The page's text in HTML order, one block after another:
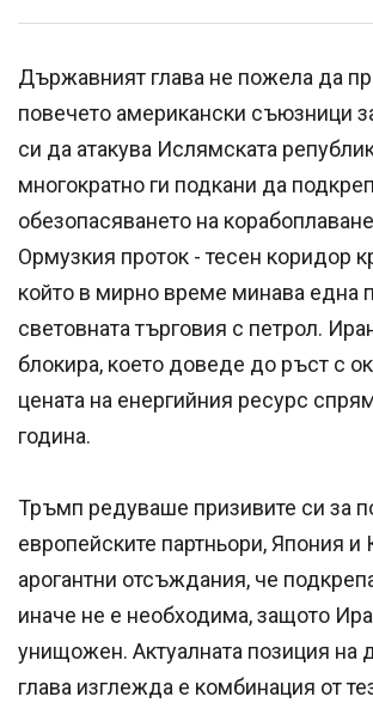
Държавният глава не пожела да
повечето американски съюзници
си да атакува Ислямската
многократно ги подкани да
обезопасяването на
Ормузкия проток - тесен коридор
който в мирно време минава една
световната търговия с петрол.
блокира, което доведе до ръст с
цената на енергийния ресурс
година.
Тръмп редуваше призивите си за
европейските партньори, Япония и
арогантни отсъждания, че
иначе не е необходима, защото
унищожен. Актуалната позиция на
глава изглежда е комбинация от